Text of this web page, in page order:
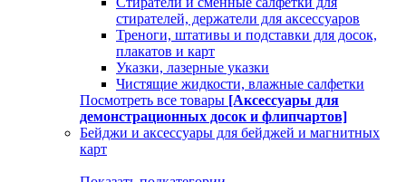
стирателей, держатели для аксессуаров
Треноги, штативы и подставки для досок,
плакатов и карт
Указки, лазерные указки
Чистящие жидкости, влажные салфетки
Посмотреть все товары [Аксессуары для
демонстрационных досок и флипчартов]
Бейджи и аксессуары для бейджей и магнитных
карт